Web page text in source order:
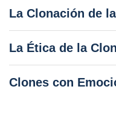
La Clonación de
La Ética de la
Clones con